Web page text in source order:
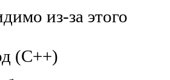
из-за этого
(C++)